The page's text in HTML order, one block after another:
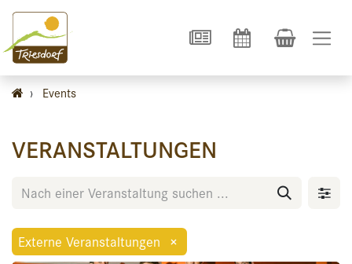
› Events
VERANSTALTUNGEN
Externe Veranstaltungen ×